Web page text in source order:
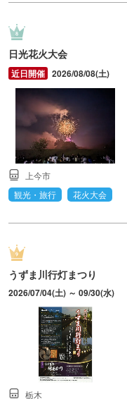
日光花火大会
2026/08/08(土)
上今市
観光・旅行
花火大会
うずま川行灯まつり
2026/07/04(土) ～ 09/30(水)
栃木